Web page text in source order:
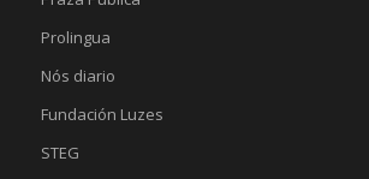
Prolingua
Nós diario
Fundación Luzes
STEG